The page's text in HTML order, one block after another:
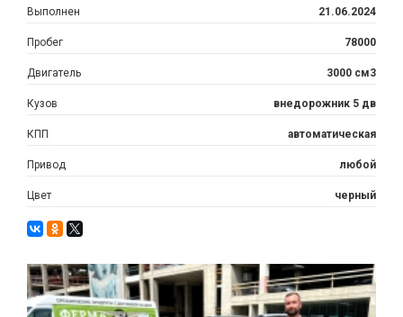
Выполнен 21.06.2024
Пробег 78000
Двигатель 3000 см3
Кузов внедорожник 5 дв
КПП автоматическая
Привод любой
Цвет черный